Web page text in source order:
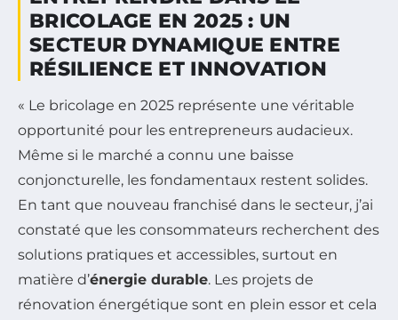
BRICOLAGE EN 2025 : UN
SECTEUR DYNAMIQUE ENTRE
RÉSILIENCE ET INNOVATION
« Le bricolage en 2025 représente une véritable
opportunité pour les entrepreneurs audacieux.
Même si le marché a connu une baisse
conjoncturelle, les fondamentaux restent solides.
En tant que nouveau franchisé dans le secteur, j’ai
constaté que les consommateurs recherchent des
solutions pratiques et accessibles, surtout en
matière d’énergie durable. Les projets de
rénovation énergétique sont en plein essor et cela